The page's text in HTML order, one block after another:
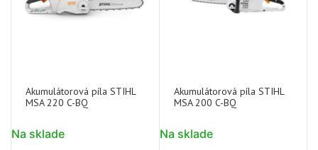
Akumulátorová píla STIHL
MSA 220 C-BQ
Na sklade
Akumulátorová píla STIHL
MSA 200 C-BQ
Na sklade